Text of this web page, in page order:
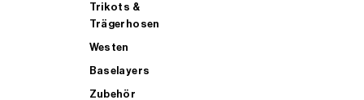
Trikots &
Trägerhosen
Westen
Baselayers
Zubehör